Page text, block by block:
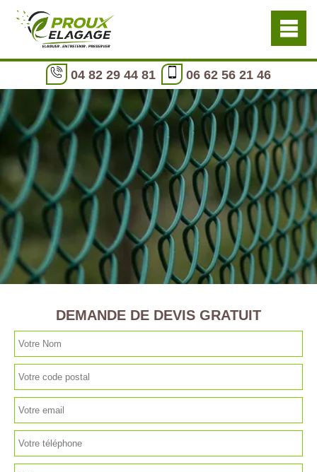
04 82 29 44 81 06 62 56 21 46
DEMANDE DE DEVIS GRATUIT